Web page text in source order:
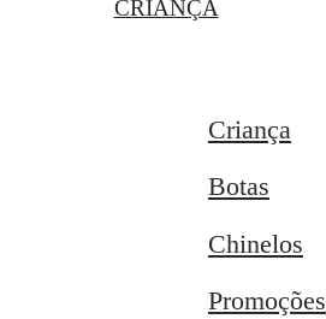
CRIANÇA
Criança
Botas
Chinelos
Promoções